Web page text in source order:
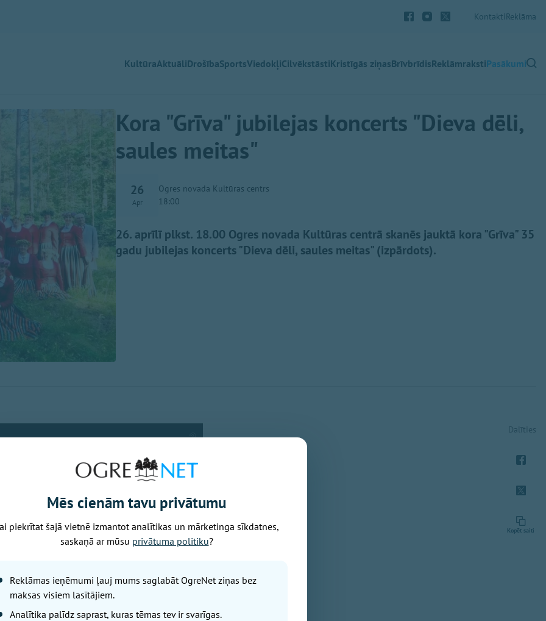
KontaktiReklāma
KultūraAktuāliDrošībaSportsViedokļiCilvēkstāstiKristīgās ziņasBrīvbrīdisReklāmrakstiPasākumi
Kora "Grīva" jubilejas koncerts "Dieva dēli,
saules meitas"
26
Apr
Ogres novada Kultūras centrs
18:00
26. aprīlī plkst. 18.00 Ogres novada Kultūras centrā skanēs jauktā kora "Grīva" 35
gadu jubilejas koncerts "Dieva dēli, saules meitas" (izpārdots).
Dalīties
Kopēt saiti
Mēs cienām tavu privātumu
piekrītat šajā vietnē izmantot analītikas un mārketinga sīkdatnes,
saskaņā ar mūsu privātuma politiku?
Reklāmas ieņēmumi ļauj mums saglabāt OgreNet ziņas bez
maksas visiem lasītājiem.
Analītika palīdz saprast, kuras tēmas tev ir svarīgas.